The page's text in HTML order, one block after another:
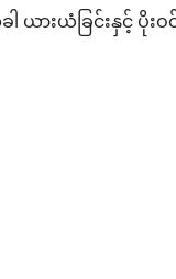
ားယံခြင်းနှင့် ပိုး